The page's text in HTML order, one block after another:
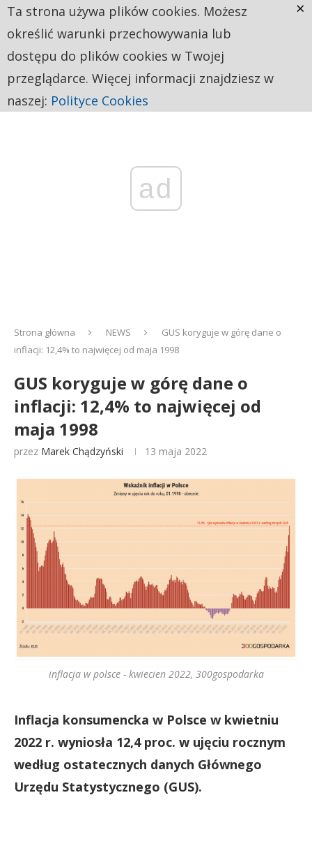
ad
Strona główna NEWS
GUS koryguje w górę dane o
inflacji: 12,4% to najwięcej od maja 1998
GUS koryguje w górę dane o
inflacji: 12,4% to najwięcej od
maja 1998
przez Marek Chądzyński 13 maja 2022
inflacja w polsce - kwiecien 2022, 300gospodarka
Inflacja konsumencka w Polsce w kwietniu
2022 r. wyniosła 12,4 proc. w ujęciu rocznym
według ostatecznych danych Głównego
Urzędu Statystycznego (GUS).
Ta strona używa plików cookies. Możesz
określić warunki przechowywania lub
dostępu do plików cookies w Twojej
przeglądarce. Więcej informacji znajdziesz w
naszej: Polityce Cookies
×